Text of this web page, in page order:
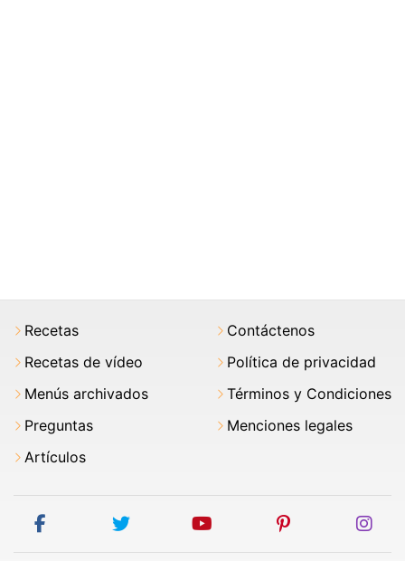
Recetas
Recetas de vídeo
Menús archivados
Preguntas
Artículos
Contáctenos
Política de privacidad
Términos y Condiciones
Menciones legales
facebook twitter youtube pinterest